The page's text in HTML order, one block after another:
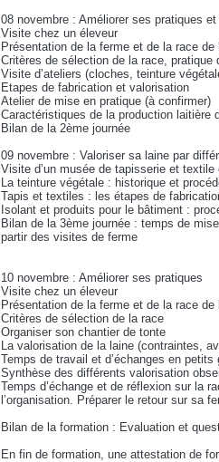
08 novembre : Améliorer ses pratiques
Visite chez un éleveur
Présentation de la ferme et de la race de
Critères de sélection de la race, pratique
Visite d’ateliers (cloches, teinture
Etapes de fabrication et valorisation
Atelier de mise en pratique (à confirmer)
Caractéristiques de la production laitière
Bilan de la 2ème journée
09 novembre : Valoriser sa laine par
Visite d’un musée de tapisserie et textile
La teinture végétale : historique et
Tapis et textiles : les étapes de
Isolant et produits pour le bâtiment :
Bilan de la 3ème journée : temps de
partir des visites de ferme
10 novembre : Améliorer ses pratiques
Visite chez un éleveur
Présentation de la ferme et de la race de
Critères de sélection de la race
Organiser son chantier de tonte
La valorisation de la laine (contraintes,
Temps de travail et d’échanges en petits
Synthèse des différents valorisation
Temps d’échange et de réflexion sur la
l’organisation. Préparer le retour sur sa
Bilan de la formation : Evaluation et
En fin de formation, une attestation de